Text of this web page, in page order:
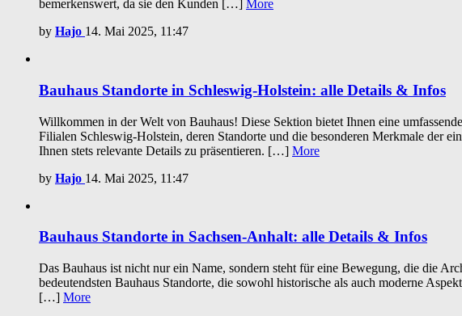
bemerkenswert, da sie den Kunden […] More
by Hajo 14. Mai 2025, 11:47
Bauhaus Standorte in Schleswig-Holstein: alle Details & Infos
Willkommen in der Welt von Bauhaus! Diese Sektion bietet Ihnen eine
Filialen Schleswig-Holstein, deren Standorte und die besonderen Merkmale der
Ihnen stets relevante Details zu präsentieren. […] More
by Hajo 14. Mai 2025, 11:47
Bauhaus Standorte in Sachsen-Anhalt: alle Details & Infos
Das Bauhaus ist nicht nur ein Name, sondern steht für eine Bewegung, die die
bedeutendsten Bauhaus Standorte, die sowohl historische als auch moderne
[…] More